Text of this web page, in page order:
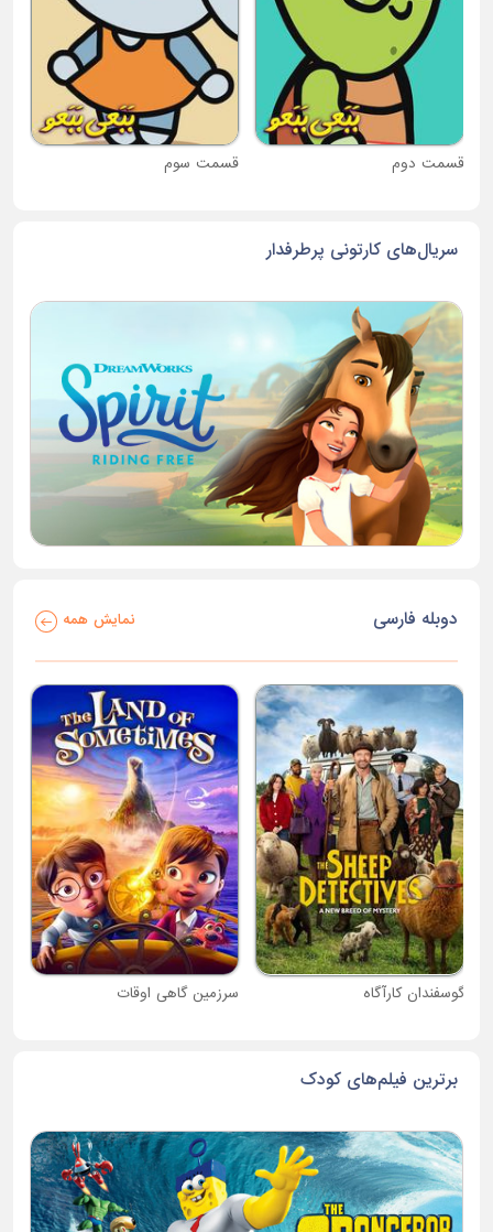
قسمت دوم قسمت سوم
سریال‌های کارتونی پرطرفدار
دوبله فارسی نمایش همه
گوسفندان کارآگاه سرزمین گاهی اوقات
برترین فیلم‌های کودک